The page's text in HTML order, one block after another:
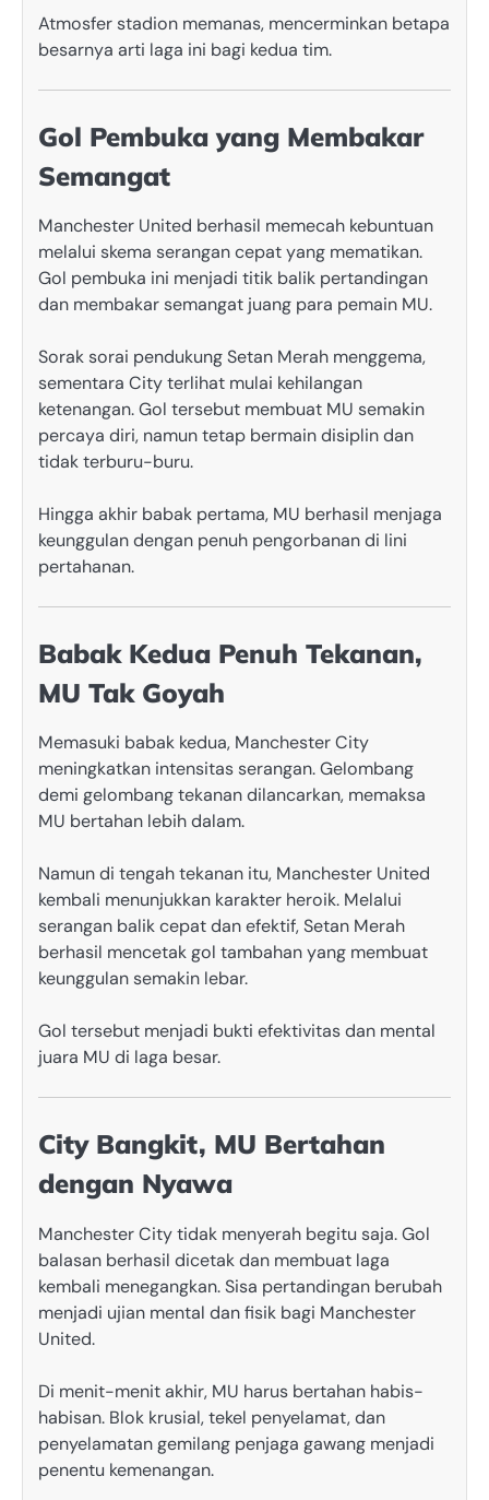
Atmosfer stadion memanas, mencerminkan betapa
besarnya arti laga ini bagi kedua tim.
Gol Pembuka yang Membakar
Semangat
Manchester United berhasil memecah kebuntuan
melalui skema serangan cepat yang mematikan.
Gol pembuka ini menjadi titik balik pertandingan
dan membakar semangat juang para pemain MU.
Sorak sorai pendukung Setan Merah menggema,
sementara City terlihat mulai kehilangan
ketenangan. Gol tersebut membuat MU semakin
percaya diri, namun tetap bermain disiplin dan
tidak terburu-buru.
Hingga akhir babak pertama, MU berhasil menjaga
keunggulan dengan penuh pengorbanan di lini
pertahanan.
Babak Kedua Penuh Tekanan,
MU Tak Goyah
Memasuki babak kedua, Manchester City
meningkatkan intensitas serangan. Gelombang
demi gelombang tekanan dilancarkan, memaksa
MU bertahan lebih dalam.
Namun di tengah tekanan itu, Manchester United
kembali menunjukkan karakter heroik. Melalui
serangan balik cepat dan efektif, Setan Merah
berhasil mencetak gol tambahan yang membuat
keunggulan semakin lebar.
Gol tersebut menjadi bukti efektivitas dan mental
juara MU di laga besar.
City Bangkit, MU Bertahan
dengan Nyawa
Manchester City tidak menyerah begitu saja. Gol
balasan berhasil dicetak dan membuat laga
kembali menegangkan. Sisa pertandingan berubah
menjadi ujian mental dan fisik bagi Manchester
United.
Di menit-menit akhir, MU harus bertahan habis-
habisan. Blok krusial, tekel penyelamat, dan
penyelamatan gemilang penjaga gawang menjadi
penentu kemenangan.